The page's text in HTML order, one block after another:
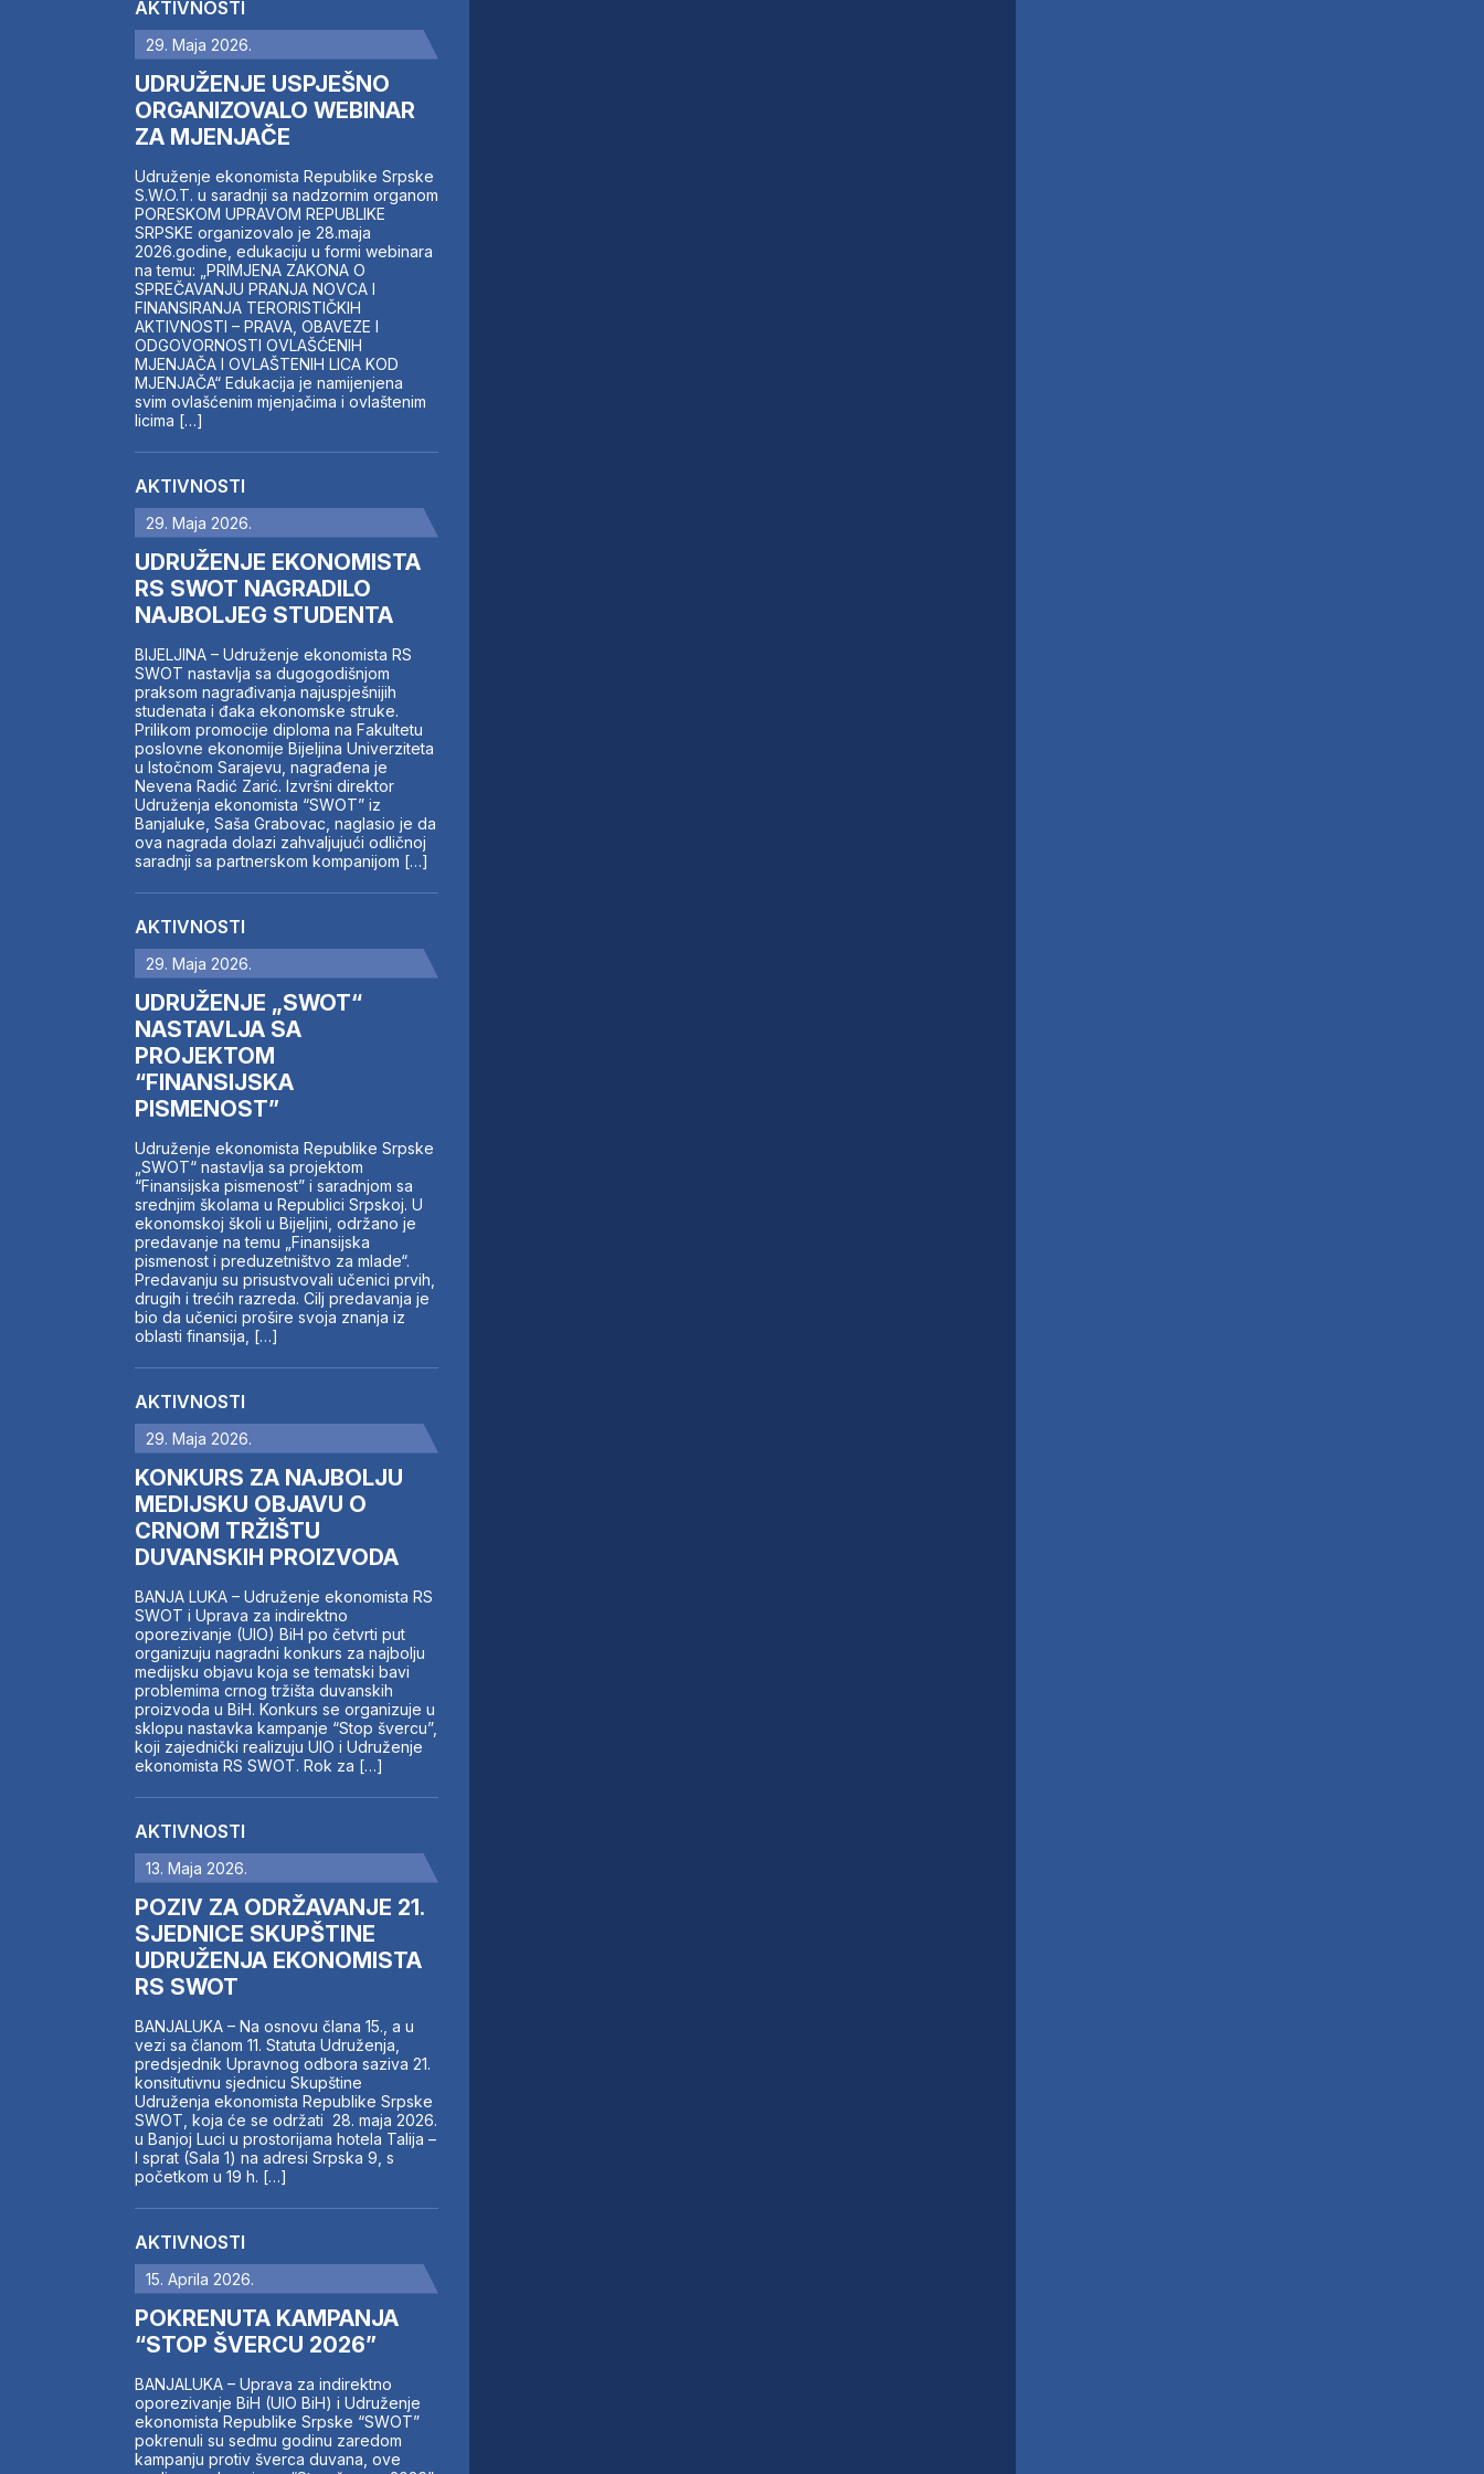
AKTIVNOSTI
29. Maja 2026.
UDRUŽENJE USPJEŠNO
ORGANIZOVALO WEBINAR
ZA MJENJAČE
Udruženje ekonomista Republike Srpske
S.W.O.T. u saradnji sa nadzornim organom
PORESKOM UPRAVOM REPUBLIKE
SRPSKE organizovalo je 28.maja
2026.godine, edukaciju u formi webinara
na temu: „PRIMJENA ZAKONA O
SPREČAVANJU PRANJA NOVCA I
FINANSIRANJA TERORISTIČKIH
AKTIVNOSTI – PRAVA, OBAVEZE I
ODGOVORNOSTI OVLAŠĆENIH
MJENJAČA I OVLAŠTENIH LICA KOD
MJENJAČA“ Edukacija je namijenjena
svim ovlašćenim mjenjačima i ovlaštenim
licima […]
AKTIVNOSTI
29. Maja 2026.
UDRUŽENJE EKONOMISTA
RS SWOT NAGRADILO
NAJBOLJEG STUDENTA
BIJELJINA – Udruženje ekonomista RS
SWOT nastavlja sa dugogodišnjom
praksom nagrađivanja najuspješnijih
studenata i đaka ekonomske struke.
Prilikom promocije diploma na Fakultetu
poslovne ekonomije Bijeljina Univerziteta
u Istočnom Sarajevu, nagrađena je
Nevena Radić Zarić. Izvršni direktor
Udruženja ekonomista “SWOT” iz
Banjaluke, Saša Grabovac, naglasio je da
ova nagrada dolazi zahvaljujući odličnoj
saradnji sa partnerskom kompanijom […]
AKTIVNOSTI
29. Maja 2026.
UDRUŽENJE „SWOT“
NASTAVLJA SA
PROJEKTOM
“FINANSIJSKA
PISMENOST”
Udruženje ekonomista Republike Srpske
„SWOT“ nastavlja sa projektom
“Finansijska pismenost” i saradnjom sa
srednjim školama u Republici Srpskoj. U
ekonomskoj školi u Bijeljini, održano je
predavanje na temu „Finansijska
pismenost i preduzetništvo za mlade“.
Predavanju su prisustvovali učenici prvih,
drugih i trećih razreda. Cilj predavanja je
bio da učenici prošire svoja znanja iz
oblasti finansija, […]
AKTIVNOSTI
29. Maja 2026.
KONKURS ZA NAJBOLJU
MEDIJSKU OBJAVU O
CRNOM TRŽIŠTU
DUVANSKIH PROIZVODA
BANJA LUKA – Udruženje ekonomista RS
SWOT i Uprava za indirektno
oporezivanje (UIO) BiH po četvrti put
organizuju nagradni konkurs za najbolju
medijsku objavu koja se tematski bavi
problemima crnog tržišta duvanskih
proizvoda u BiH. Konkurs se organizuje u
sklopu nastavka kampanje “Stop švercu”,
koji zajednički realizuju UIO i Udruženje
ekonomista RS SWOT. Rok za […]
AKTIVNOSTI
13. Maja 2026.
POZIV ZA ODRŽAVANJE 21.
SJEDNICE SKUPŠTINE
UDRUŽENJA EKONOMISTA
RS SWOT
BANJALUKA – Na osnovu člana 15., a u
vezi sa članom 11. Statuta Udruženja,
predsjednik Upravnog odbora saziva 21.
konsitutivnu sjednicu Skupštine
Udruženja ekonomista Republike Srpske
SWOT, koja će se održati 28. maja 2026.
u Banjoj Luci u prostorijama hotela Talija –
I sprat (Sala 1) na adresi Srpska 9, s
početkom u 19 h. […]
AKTIVNOSTI
15. Aprila 2026.
POKRENUTA KAMPANJA
“STOP ŠVERCU 2026”
BANJALUKA – Uprava za indirektno
oporezivanje BiH (UIO BiH) i Udruženje
ekonomista Republike Srpske “SWOT”
pokrenuli su sedmu godinu zaredom
kampanju protiv šverca duvana, ove